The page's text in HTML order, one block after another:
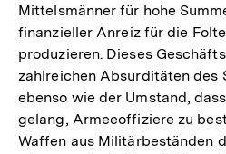
Mittelsmänner für hohe
finanzieller Anreiz für die
produzieren. Dieses
zahlreichen Absurditäten des
ebenso wie der Umstand,
gelang, Armeeoffiziere zu
Waffen aus Militärbeständen